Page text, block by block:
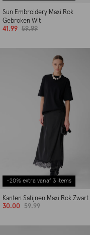
Sun Embroidery Maxi Rok
Gebroken Wit
41.99
59.99
-20% extra vanaf 3 items
Kanten Satijnen Maxi Rok Zwart
30.00
59.99